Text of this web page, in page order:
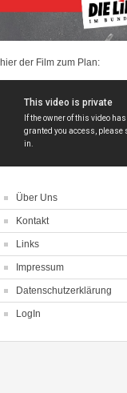
hier der Film zum Plan:
Über Uns
Kontakt
Links
Impressum
Datenschutzerklärung
LogIn